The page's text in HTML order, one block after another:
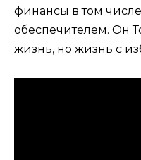
финансы в том
обеспечителем. Он
жизнь, но жизнь с